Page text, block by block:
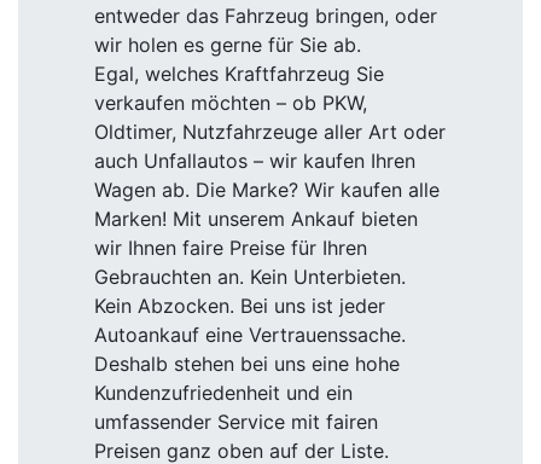
entweder das Fahrzeug bringen, oder
wir holen es gerne für Sie ab.
Egal, welches Kraftfahrzeug Sie
verkaufen möchten – ob PKW,
Oldtimer, Nutzfahrzeuge aller Art oder
auch Unfallautos – wir kaufen Ihren
Wagen ab. Die Marke? Wir kaufen alle
Marken! Mit unserem Ankauf bieten
wir Ihnen faire Preise für Ihren
Gebrauchten an. Kein Unterbieten.
Kein Abzocken. Bei uns ist jeder
Autoankauf eine Vertrauenssache.
Deshalb stehen bei uns eine hohe
Kundenzufriedenheit und ein
umfassender Service mit fairen
Preisen ganz oben auf der Liste.